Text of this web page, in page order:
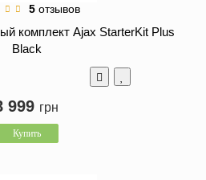
5 отзывов
комплект Ajax StarterKit Plus
Black
999 грн
Купить